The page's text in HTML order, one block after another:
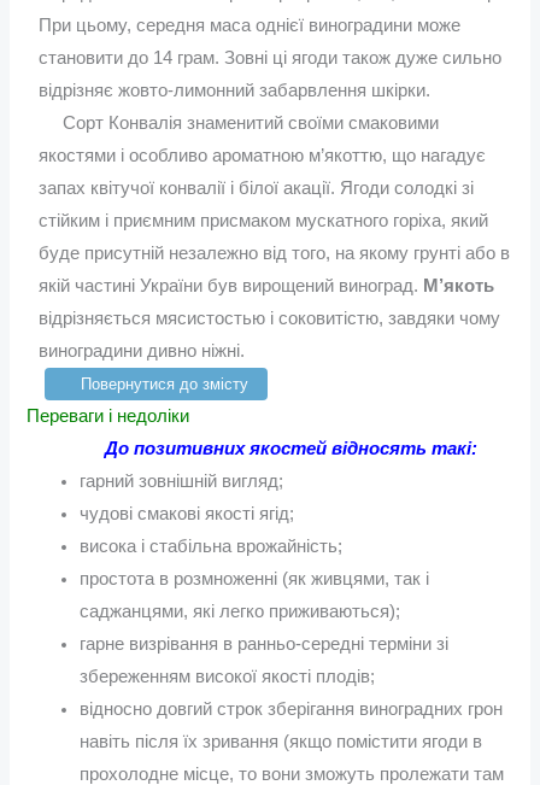
При цьому, середня маса однієї виноградини може
становити до 14 грам. Зовні ці ягоди також дуже сильно
відрізняє жовто-лимонний забарвлення шкірки.
Сорт Конвалія знаменитий своїми смаковими
якостями і особливо ароматною м’якоттю, що нагадує
запах квітучої конвалії і білої акації. Ягоди солодкі зі
стійким і приємним присмаком мускатного горіха, який
буде присутній незалежно від того, на якому грунті або в
якій частині України був вирощений виноград. М’якоть
відрізняється мясистостью і соковитістю, завдяки чому
виноградини дивно ніжні.
Повернутися до змісту
Переваги і недоліки
До позитивних якостей відносять такі:
гарний зовнішній вигляд;
чудові смакові якості ягід;
висока і стабільна врожайність;
простота в розмноженні (як живцями, так і
саджанцями, які легко приживаються);
гарне визрівання в ранньо-середні терміни зі
збереженням високої якості плодів;
відносно довгий строк зберігання виноградних грон
навіть після їх зривання (якщо помістити ягоди в
прохолодне місце, то вони зможуть пролежати там